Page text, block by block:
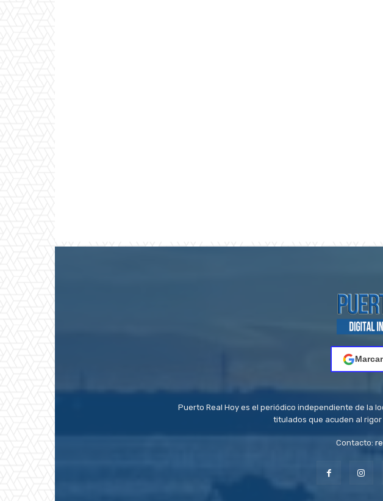
Puerto Real Hoy es el periódico independiente de la
titulados que acuden al
Contacto: